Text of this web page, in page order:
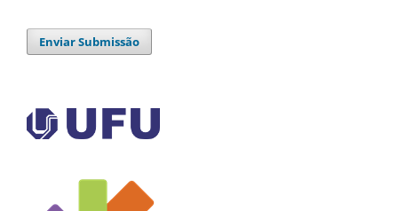
Enviar Submissão